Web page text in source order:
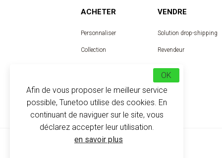
ACHETER
Personnaliser
Collection
VENDRE
Solution drop-shipping
Revendeur
Designer
Afin de vous proposer le meilleur service
possible, Tunetoo utilise des cookies. En
continuant de naviguer sur le site, vous
déclarez accepter leur utilisation.
en savoir plus
OK